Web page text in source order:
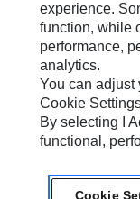
站点地图
Cookie Settings
法律
隐私
Africa, Middle East ‧
experience.
function, while
performance,
analytics.
You can adjust
Cookie
By selecting I
functional,
Cookie